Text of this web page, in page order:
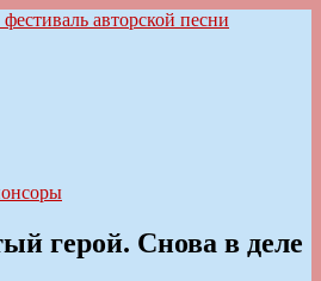
песни
герой. Снова в деле